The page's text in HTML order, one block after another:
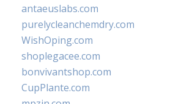
antaeuslabs.com
purelycleanchemdry.com
WishOping.com
shoplegacee.com
bonvivantshop.com
CupPlante.com